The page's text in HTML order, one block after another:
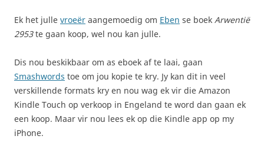
Ek het julle vroeër aangemoedig om Eben se boek Arwentië
2953te gaan koop, wel nou kan julle.
Dis nou beskikbaar om as eboek af te laai, gaan
Smashwords toe om jou kopie te kry. Jy kan dit in veel
verskillende formats kry en nou wag ek vir die Amazon
Kindle Touch op verkoop in Engeland te word dan gaan ek
een koop. Maar vir nou lees ek op die Kindle app op my
iPhone.